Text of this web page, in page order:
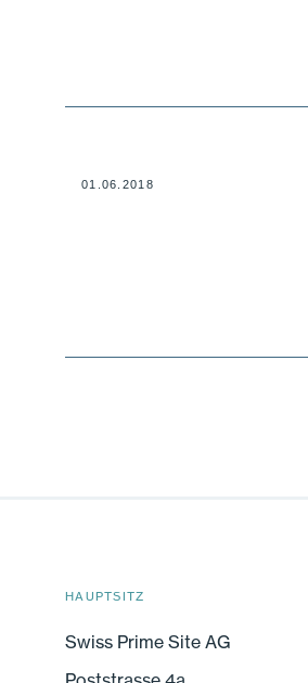
01.06.2018
HAUPTSITZ
Swiss Prime Site AG